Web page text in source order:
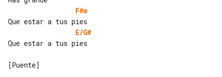
F#m
E/G#
Que estar a tus pies
[Puente]